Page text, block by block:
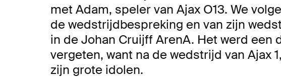
met Adam, speler van Ajax O13. We
de wedstrijdbespreking en van zijn
in de Johan Cruijff ArenA. Het werd een
vergeten, want na de wedstrijd van Ajax
zijn grote idolen.